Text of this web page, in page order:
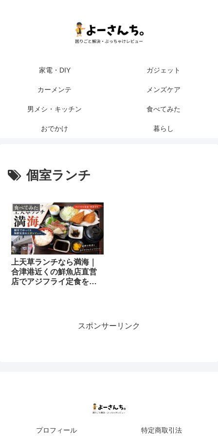
家電・DIY ガジェット
カーメンテ メンズケア
男メシ・キッチン 食べてみた
おでかけ 暮らし
個室ランチ
食べてみた
上天草ランチなら満海｜
合津港近くの鮮魚店直営
店でアジフライ定食を正
スポンサーリンク
プロフィール 特定商取引法